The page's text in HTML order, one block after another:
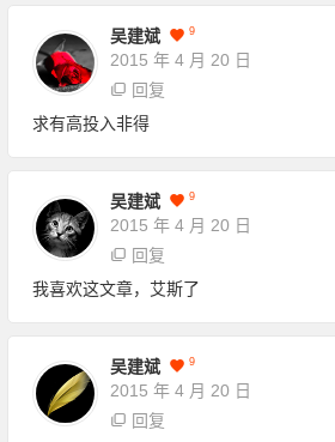
吴建斌 9
2015 年 4 月 20 日
回复
求有高投入非得
吴建斌 9
2015 年 4 月 20 日
回复
我喜欢这文章，艾斯了
吴建斌 9
2015 年 4 月 20 日
回复